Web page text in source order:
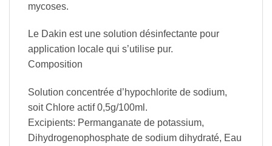
mycoses.
Le Dakin est une solution désinfectante pour
application locale qui s’utilise pur.
Composition
Solution concentrée d’hypochlorite de sodium,
soit Chlore actif 0,5g/100ml.
Excipients: Permanganate de potassium,
Dihydrogenophosphate de sodium dihydraté, Eau